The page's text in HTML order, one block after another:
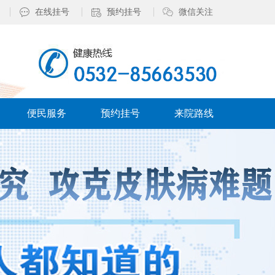
在线挂号 预约挂号 微信关注
便民服务 预约挂号 来院路线